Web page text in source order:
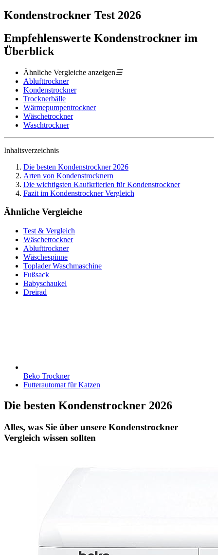
Kondenstrockner Test 2026
Empfehlenswerte Kondenstrockner im
Überblick
Ähnliche Vergleiche anzeigen☰
Ablufttrockner
Kondenstrockner
Trocknerbälle
Wärmepumpentrockner
Wäschetrockner
Waschtrockner
Inhaltsverzeichnis
Die besten Kondenstrockner 2026
Arten von Kondenstrocknern
Die wichtigsten Kaufkriterien für Kondenstrockner
Fazit im Kondenstrockner Vergleich
Ähnliche Vergleiche
Test & Vergleich
Wäschetrockner
Ablufttrockner
Wäschespinne
Toplader Waschmaschine
Fußsack
Babyschaukel
Dreirad
Beko Trockner
Futterautomat für Katzen
Die besten Kondenstrockner 2026
Alles, was Sie über unsere Kondenstrockner
Vergleich wissen sollten